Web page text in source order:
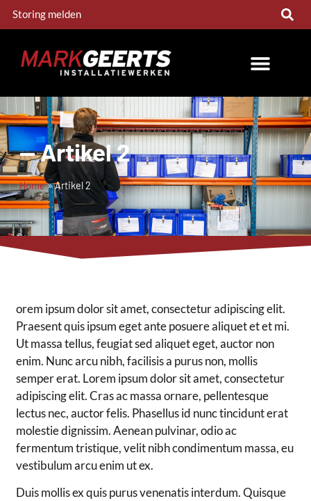
Storing melden
-- Artikel 2
Home»Artikel 2
orem ipsum dolor sit amet, consectetur adipiscing elit.
Praesent quis ipsum eget ante posuere aliquet et et mi.
Ut massa tellus, feugiat sed aliquet eget, auctor non
enim. Nunc arcu nibh, facilisis a purus non, mollis
semper erat. Lorem ipsum dolor sit amet, consectetur
adipiscing elit. Cras ac massa ornare, pellentesque
lectus nec, auctor felis. Phasellus id nunc tincidunt erat
molestie dignissim. Aenean pulvinar, odio ac
fermentum tristique, velit nibh condimentum massa, eu
vestibulum arcu enim ut ex.
Duis mollis ex quis purus venenatis interdum. Quisque